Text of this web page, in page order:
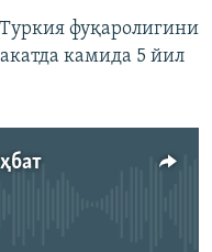
фуқаролигини
камида 5 йил
мавжуд эмас